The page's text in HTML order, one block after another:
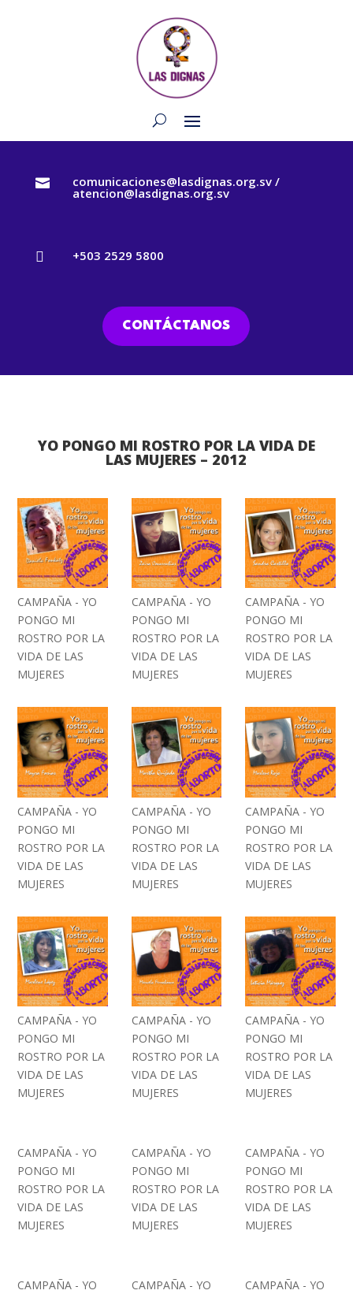
 comunicaciones@lasdignas.org.sv /
atencion@lasdignas.org.sv
 +503 2529 5800
CONTÁCTANOS
YO PONGO MI ROSTRO POR LA VIDA DE
LAS MUJERES – 2012
CAMPAÑA - YO
PONGO MI
ROSTRO POR LA
VIDA DE LAS
MUJERES
CAMPAÑA - YO
PONGO MI
ROSTRO POR LA
VIDA DE LAS
MUJERES
CAMPAÑA - YO
PONGO MI
ROSTRO POR LA
VIDA DE LAS
MUJERES
CAMPAÑA - YO
PONGO MI
ROSTRO POR LA
VIDA DE LAS
MUJERES
CAMPAÑA - YO
PONGO MI
ROSTRO POR LA
VIDA DE LAS
MUJERES
CAMPAÑA - YO
PONGO MI
ROSTRO POR LA
VIDA DE LAS
MUJERES
CAMPAÑA - YO
PONGO MI
ROSTRO POR LA
VIDA DE LAS
MUJERES
CAMPAÑA - YO
PONGO MI
ROSTRO POR LA
VIDA DE LAS
MUJERES
CAMPAÑA - YO
PONGO MI
ROSTRO POR LA
VIDA DE LAS
MUJERES
CAMPAÑA - YO
PONGO MI
ROSTRO POR LA
VIDA DE LAS
MUJERES
CAMPAÑA - YO
PONGO MI
ROSTRO POR LA
VIDA DE LAS
MUJERES
CAMPAÑA - YO
PONGO MI
ROSTRO POR LA
VIDA DE LAS
MUJERES
CAMPAÑA - YO
CAMPAÑA - YO
CAMPAÑA - YO